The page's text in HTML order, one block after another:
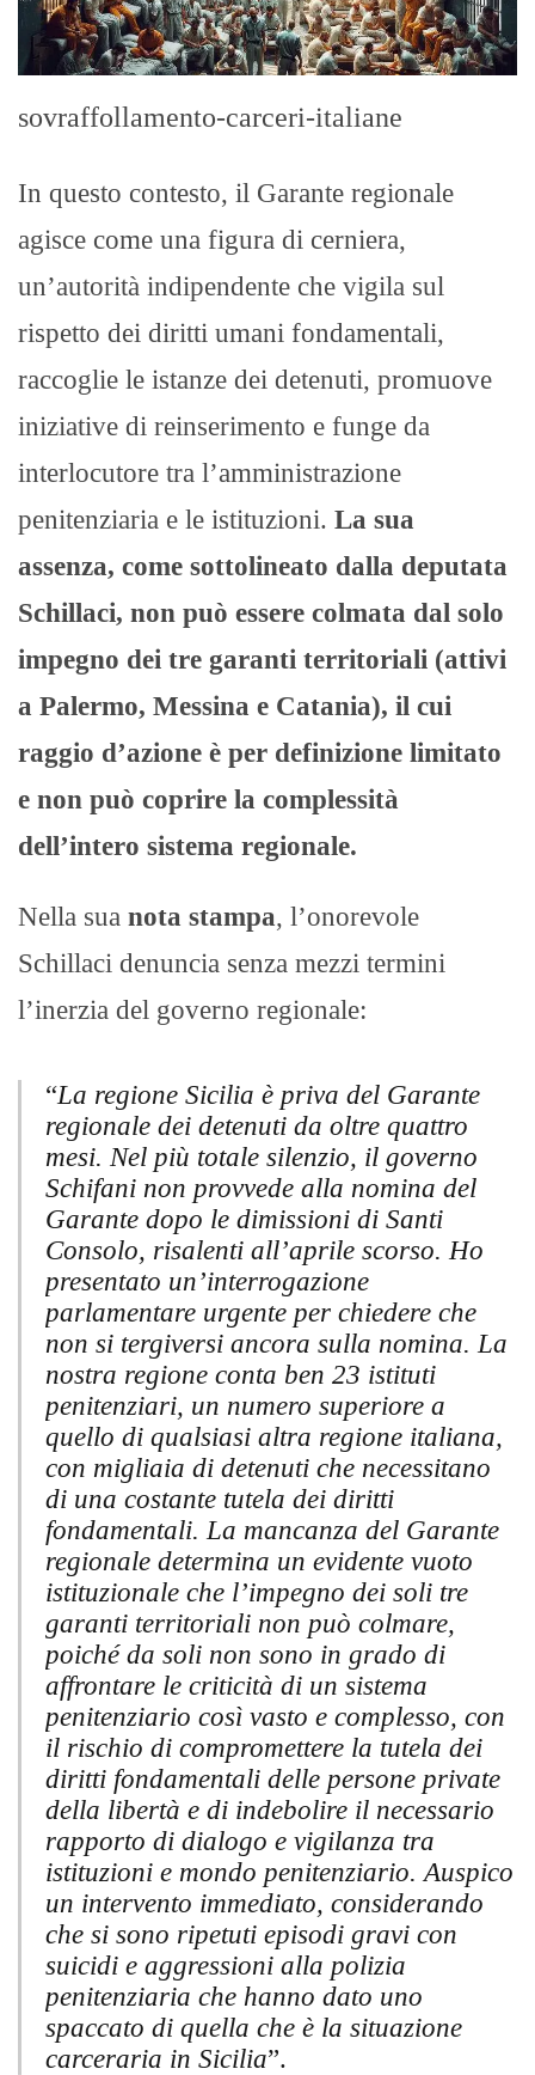
sovraffollamento-carceri-italiane
In questo contesto, il Garante regionale
agisce come una figura di cerniera,
un’autorità indipendente che vigila sul
rispetto dei diritti umani fondamentali,
raccoglie le istanze dei detenuti, promuove
iniziative di reinserimento e funge da
interlocutore tra l’amministrazione
penitenziaria e le istituzioni. La sua
assenza, come sottolineato dalla deputata
Schillaci, non può essere colmata dal solo
impegno dei tre garanti territoriali (attivi
a Palermo, Messina e Catania), il cui
raggio d’azione è per definizione limitato
e non può coprire la complessità
dell’intero sistema regionale.
Nella sua nota stampa, l’onorevole
Schillaci denuncia senza mezzi termini
l’inerzia del governo regionale:
“La regione Sicilia è priva del Garante
regionale dei detenuti da oltre quattro
mesi. Nel più totale silenzio, il governo
Schifani non provvede alla nomina del
Garante dopo le dimissioni di Santi
Consolo, risalenti all’aprile scorso. Ho
presentato un’interrogazione
parlamentare urgente per chiedere che
non si tergiversi ancora sulla nomina. La
nostra regione conta ben 23 istituti
penitenziari, un numero superiore a
quello di qualsiasi altra regione italiana,
con migliaia di detenuti che necessitano
di una costante tutela dei diritti
fondamentali. La mancanza del Garante
regionale determina un evidente vuoto
istituzionale che l’impegno dei soli tre
garanti territoriali non può colmare,
poiché da soli non sono in grado di
affrontare le criticità di un sistema
penitenziario così vasto e complesso, con
il rischio di compromettere la tutela dei
diritti fondamentali delle persone private
della libertà e di indebolire il necessario
rapporto di dialogo e vigilanza tra
istituzioni e mondo penitenziario. Auspico
un intervento immediato, considerando
che si sono ripetuti episodi gravi con
suicidi e aggressioni alla polizia
penitenziaria che hanno dato uno
spaccato di quella che è la situazione
carceraria in Sicilia”.